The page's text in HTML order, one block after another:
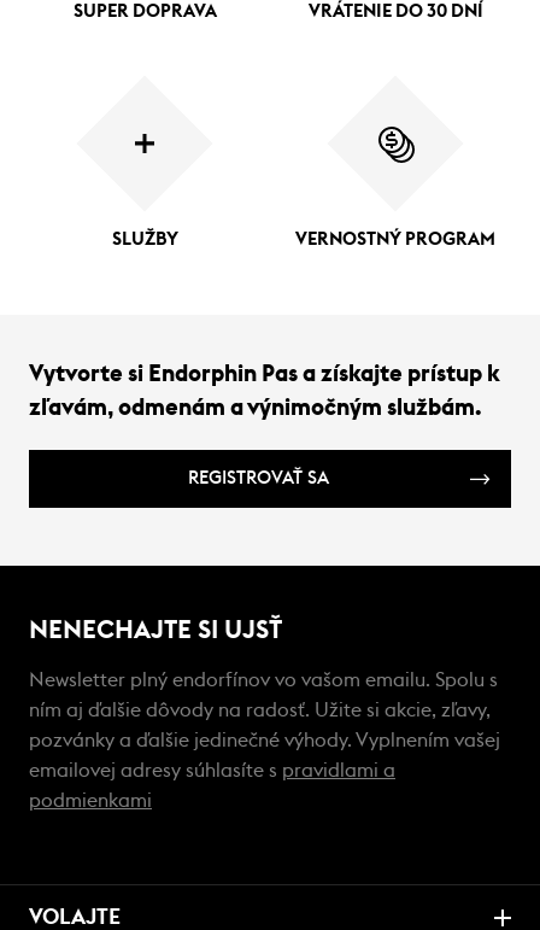
SUPER DOPRAVA VRÁTENIE DO 30 DNÍ
SLUŽBY VERNOSTNÝ PROGRAM
Vytvorte si Endorphin Pas a získajte prístup k
zľavám, odmenám a výnimočným službám.
REGISTROVAŤ SA
NENECHAJTE SI UJSŤ
Newsletter plný endorfínov vo vašom emailu. Spolu s
ním aj ďalšie dôvody na radosť. Užite si akcie, zľavy,
pozvánky a ďalšie jedinečné výhody. Vyplnením vašej
emailovej adresy súhlasíte s pravidlami a
podmienkami
VOLAJTE